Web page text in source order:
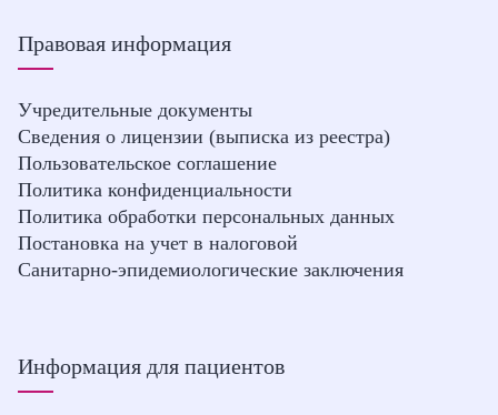
Правовая информация
Учредительные документы
Сведения о лицензии (выписка из реестра)
Пользовательское соглашение
Политика конфиденциальности
Политика обработки персональных данных
Постановка на учет в налоговой
Санитарно-эпидемиологические заключения
Информация для пациентов